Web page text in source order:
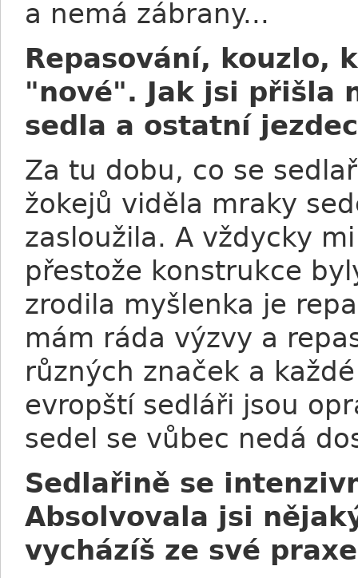
a nemá zábrany...
Repasování, kouzlo,
"nové". Jak jsi přišla
sedla a ostatní
Za tu dobu, co se
žokejů viděla mraky
zasloužila. A vždycky
přestože konstrukce
zrodila myšlenka je
mám ráda výzvy a
různých značek a
evropští sedláři jsou
sedel se vůbec nedá
Sedlařině se
Absolvovala jsi
vycházíš ze své